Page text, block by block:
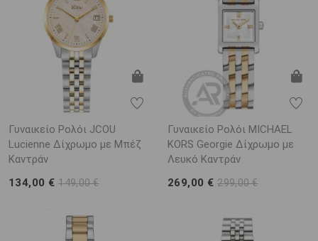
Γυναικείο Ρολόι JCOU
Lucienne Δίχρωμο με Μπέζ
Καντράν
134,00 €149,00 €
Γυναικείο Ρολόι MICHAEL
KORS Georgie Δίχρωμο με
Λευκό Καντράν
269,00 €299,00 €